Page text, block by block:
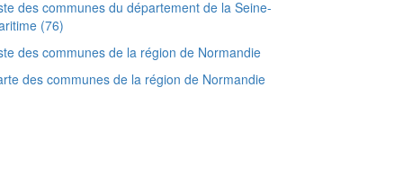
des communes du département de la Seine-
(76)
des communes de la région de Normandie
des communes de la région de Normandie